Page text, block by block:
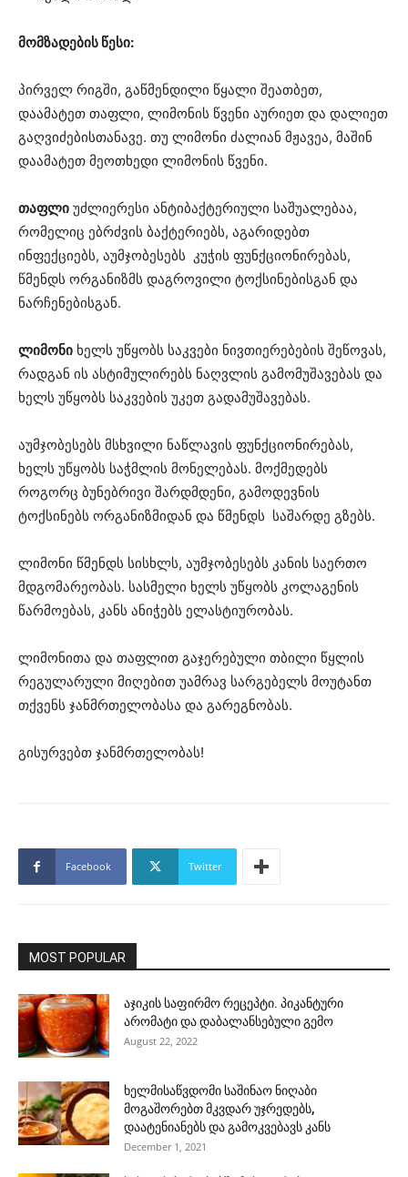
მომზადების წესი:
პირველ რიგში, გაწმენდილი წყალი შეათბეთ,
დაამატეთ თაფლი, ლიმონის წვენი აურიეთ და დალიეთ
გაღვიძებისთანავე. თუ ლიმონი ძალიან მჟავეა, მაშინ
დაამატეთ მეოთხედი ლიმონის წვენი.
თაფლი უძლიერესი ანტიბაქტერიული საშუალებაა,
რომელიც ებრძვის ბაქტერიებს, აგარიდებთ
ინფექციებს, აუმჯობესებს კუჭის ფუნქციონირებას,
წმენდს ორგანიზმს დაგროვილი ტოქსინებისგან და
ნარჩენებისგან.
ლიმონი ხელს უწყობს საკვები ნივთიერებების შეწოვას,
რადგან ის ასტიმულირებს ნაღვლის გამომუშავებას და
ხელს უწყობს საკვების უკეთ გადამუშავებას.
აუმჯობესებს მსხვილი ნაწლავის ფუნქციონირებას,
ხელს უწყობს საჭმლის მონელებას. მოქმედებს
როგორც ბუნებრივი შარდმდენი, გამოდევნის
ტოქსინებს ორგანიზმიდან და წმენდს საშარდე გზებს.
ლიმონი წმენდს სისხლს, აუმჯობესებს კანის საერთო
მდგომარეობას. სასმელი ხელს უწყობს კოლაგენის
წარმოებას, კანს ანიჭებს ელასტიურობას.
ლიმონითა და თაფლით გაჯერებული თბილი წყლის
რეგულარული მიღებით უამრავ სარგებელს მოუტანთ
თქვენს ჯანმრთელობასა და გარეგნობას.
გისურვებთ ჯანმრთელობას!
Facebook Twitter
MOST POPULAR
აჯიკის საფირმო რეცეპტი. პიკანტური
არომატი და დაბალანსებული გემო
August 22, 2022
ხელმისაწვდომი საშინაო ნიღაბი
მოგაშორებთ მკვდარ უჯრედებს,
დაატენიანებს და გამოკვებავს კანს
December 1, 2021